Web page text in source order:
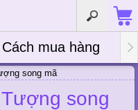
Cách mua hàng
song mã
song